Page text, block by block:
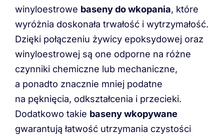
winyloestrowe baseny do wkopania, które
wyróżnia doskonała trwałość i wytrzymałość.
Dzięki połączeniu żywicy epoksydowej oraz
winyloestrowej są one odporne na różne
czynniki chemiczne lub mechaniczne,
a ponadto znacznie mniej podatne
na pęknięcia, odkształcenia i przecieki.
Dodatkowo takie baseny wkopywane
gwarantują łatwość utrzymania czystości